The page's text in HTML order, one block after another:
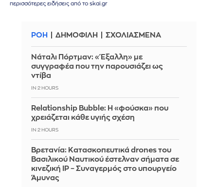
περισσότερες ειδήσεις από το skai.gr
ΡΟΗ ΔΗΜΟΦΙΛΗ ΣΧΟΛΙΑΣΜΕΝΑ
Νάταλι Πόρτμαν: «Έξαλλη» με
συγγραφέα που την παρουσιάζει ως
ντίβα
IN 2 HOURS
Relationship Bubble: Η «φούσκα» που
χρειάζεται κάθε υγιής σχέση
IN 2 HOURS
Βρετανία: Κατασκοπευτικά drones του
Βασιλικού Ναυτικού έστελναν σήματα σε
κινεζική IP – Συναγερμός στο υπουργείο
Άμυνας